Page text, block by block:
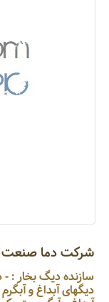
شرکت دما صنعت
سازنده دیگ